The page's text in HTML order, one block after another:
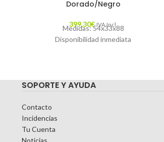
Dorado/Negro
399,30€ IVA Incl.
Medidas: 54x33x88
Disponibilidad inmediata
SOPORTE Y AYUDA
Contacto
Incidencias
Tu Cuenta
Noticias